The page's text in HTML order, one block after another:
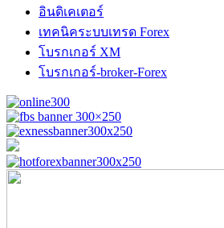
อินดิเคเตอร์
เทคนิคระบบเทรด Forex
โบรกเกอร์ XM
โบรกเกอร์-broker-Forex